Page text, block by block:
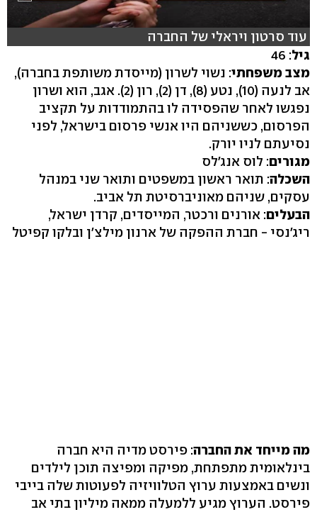
עוד סרטון ויראלי של החברה
גיל: 46
מצב משפחתי: נשוי לשרון (מייסדת משותפת בחברה),
אב לנעה (10), נטע (8), דן (2), רון (2). אגב, הוא ושרון
נפגשו לאחר שהפסידה לו בהתמודדות על תקציב
הפרסום, כששניהם היו אנשי פרסום בישראל, לפני
נסיעתם לניו יורק.
מגורים: לוס אנג'לס
השכלה: תואר ראשון במשפטים ותואר שני במנהל
עסקים, שניהם מאוניברסיטת תל אביב.
הבעלים: אורנים ורכטר, המייסדים, קרדן ישראל,
ריג'נסי - חברת ההפקה של ארנון מילצ'ן ובלקו קפיטל
מה מייחד את החברה: פירסט מדיה היא חברה
בינלאומית מתפתחת, מפיקה ומפיצה תוכן לילדים
ונשים באמצעות ערוץ הטלוויזיה לפעוטות שלה בייבי
פירסט. הערוץ מגיע ללמעלה ממאה מיליון בתי אב